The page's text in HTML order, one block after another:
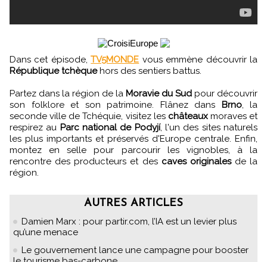
Dans cet épisode,TV5MONDE vous emmène découvrir la
République tchèquehors des sentiers battus.
Partez dans la région de la Moravie du Sud pour découvrir
son folklore et son patrimoine. Flânez dans Brno, la
seconde ville de Tchéquie, visitez les châteauxmoraves et
respirez au Parc national de Podyjí, l'un des sites naturels
les plus importants et préservés d'Europe centrale. Enfin,
montez en selle pour parcourir les vignobles, à la
rencontre des producteurs et des caves originalesde la
région.
AUTRES ARTICLES
Damien Marx : pour partir.com, l’IA est un levier plus
qu’une menace
Le gouvernement lance une campagne pour booster